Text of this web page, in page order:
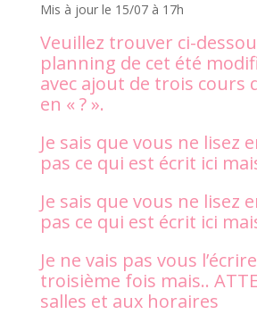
Mis à jour le 15/07 à 17h
Veuillez trouver ci-
planning de cet été
avec ajout de trois cours
en « ? ».
Je sais que vous ne lisez
pas ce qui est écrit ici
Je sais que vous ne lisez
pas ce qui est écrit ici
Je ne vais pas vous
troisième fois mais..
salles et aux horaires